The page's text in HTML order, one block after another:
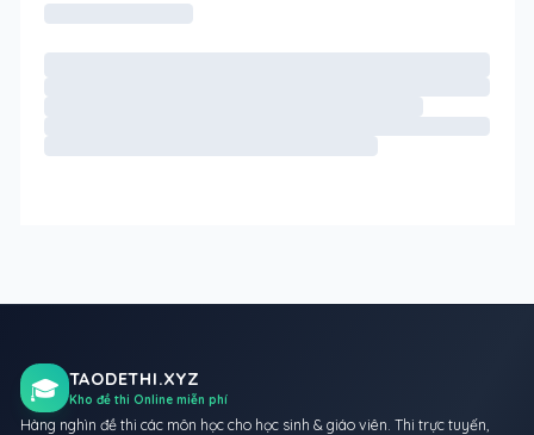
🎓 TAODETHI.XYZ
Kho đề thi Online miễn phí
Hàng nghìn đề thi các môn học cho học sinh & giáo viên. Thi trực tuyến,